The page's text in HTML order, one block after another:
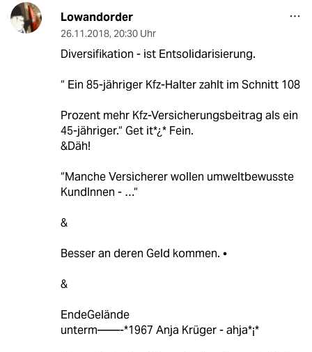
Lowandorder
26.11.2018, 20:30 Uhr
Diversifikation - ist Entsolidarisierung.
“ Ein 85-jähriger Kfz-Halter zahlt im Schnitt 108
Prozent mehr Kfz-Versicherungsbeitrag als ein
45-jähriger.“ Get it*¿* Fein.
&Däh!
“Manche Versicherer wollen umweltbewusste
KundInnen - …“
&
Besser an deren Geld kommen. •
&
EndeGelände
unterm——-*1967 Anja Krüger - ahja*¡*